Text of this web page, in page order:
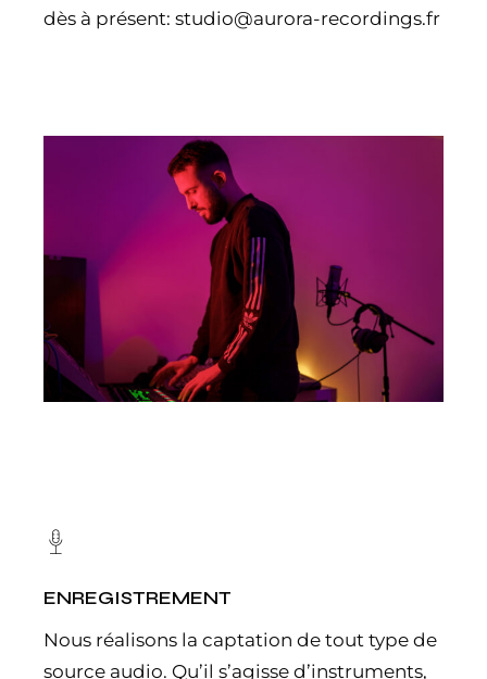
dès à présent: studio@aurora-recordings.fr
ENREGISTREMENT
Nous réalisons la captation de tout type de
source audio. Qu’il s’agisse d’instruments,